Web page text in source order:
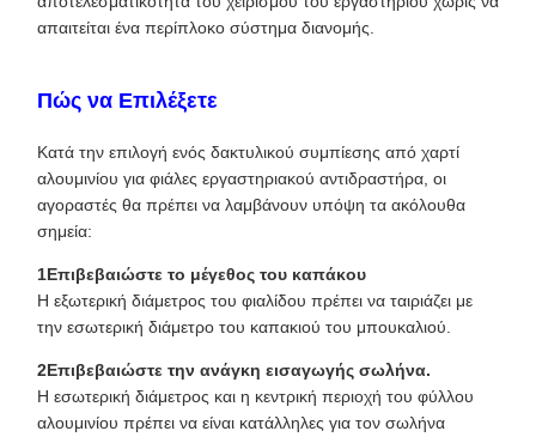
απαιτείται ένα περίπλοκο σύστημα διανομής.
Πώς να Επιλέξετε
Κατά την επιλογή ενός δακτυλικού συμπίεσης από χαρτί
αλουμινίου για φιάλες εργαστηριακού αντιδραστήρα, οι
αγοραστές θα πρέπει να λαμβάνουν υπόψη τα ακόλουθα
σημεία:
1Επιβεβαιώστε το μέγεθος του καπάκου
Η εξωτερική διάμετρος του φιαλίδου πρέπει να ταιριάζει με
την εσωτερική διάμετρο του καπακιού του μπουκαλιού.
2Επιβεβαιώστε την ανάγκη εισαγωγής σωλήνα.
Η εσωτερική διάμετρος και η κεντρική περιοχή του φύλλου
αλουμινίου πρέπει να είναι κατάλληλες για τον σωλήνα